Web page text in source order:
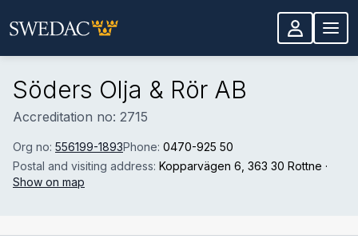
Söders Olja & Rör AB
Accreditation no: 2715
Org no: 556199-1893Phone: 0470-925 50
Postal and visiting address: Kopparvägen 6 , 363 30 Rottne ·
Show on map